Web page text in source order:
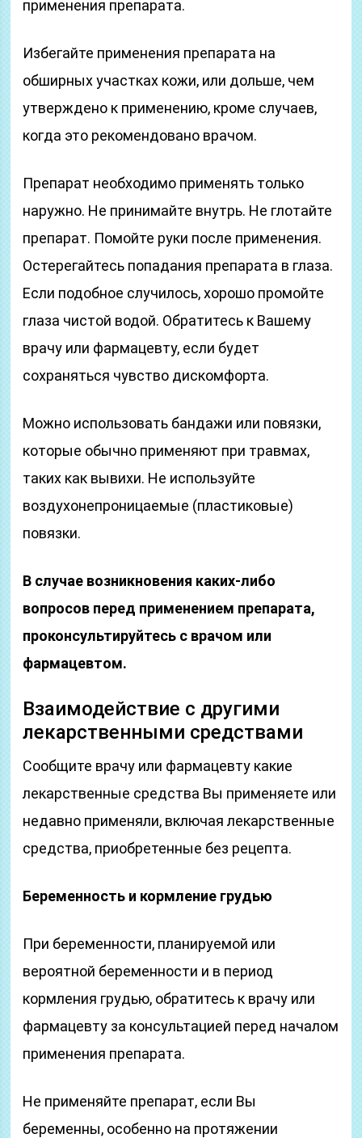
применения препарата.
Избегайте применения препарата на
обширных участках кожи, или дольше, чем
утверждено к применению, кроме случаев,
когда это рекомендовано врачом.
Препарат необходимо применять только
наружно. Не принимайте внутрь. Не глотайте
препарат. Помойте руки после применения.
Остерегайтесь попадания препарата в глаза.
Если подобное случилось, хорошо промойте
глаза чистой водой. Обратитесь к Вашему
врачу или фармацевту, если будет
сохраняться чувство дискомфорта.
Можно использовать бандажи или повязки,
которые обычно применяют при травмах,
таких как вывихи. Не используйте
воздухонепроницаемые (пластиковые)
повязки.
В случае возникновения каких-либо
вопросов перед применением препарата,
проконсультируйтесь с врачом или
фармацевтом.
Взаимодействие с другими
лекарственными средствами
Сообщите врачу или фармацевту какие
лекарственные средства Вы применяете или
недавно применяли, включая лекарственные
средства, приобретенные без рецепта.
Беременность и кормление грудью
При беременности, планируемой или
вероятной беременности и в период
кормления грудью, обратитесь к врачу или
фармацевту за консультацией перед началом
применения препарата.
Не применяйте препарат, если Вы
беременны, особенно на протяжении